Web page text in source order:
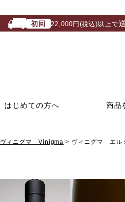
初回 22,000円(税込)以上で
はじめての方へ 商品
ヴィニグマ Vinigma ヴィニグマ エ